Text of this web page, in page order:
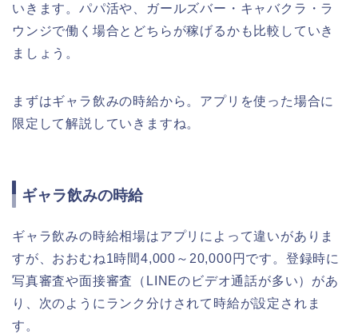
いきます。パパ活や、ガールズバー・キャバクラ・ラ
ウンジで働く場合とどちらが稼げるかも比較していき
ましょう。
まずはギャラ飲みの時給から。アプリを使った場合に
限定して解説していきますね。
ギャラ飲みの時給
ギャラ飲みの時給相場はアプリによって違いがありま
すが、おおむね1時間4,000～20,000円です。登録時に
写真審査や面接審査（LINEのビデオ通話が多い）があ
り、次のようにランク分けされて時給が設定されま
す。